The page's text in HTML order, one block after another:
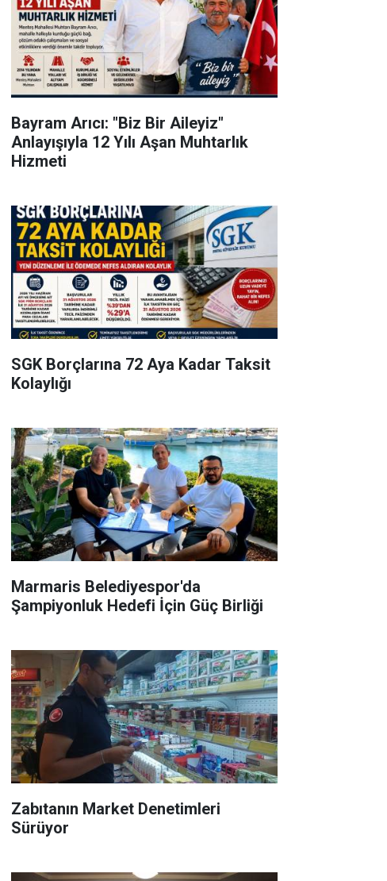
Bayram Arıcı: "Biz Bir Aileyiz"
Anlayışıyla 12 Yılı Aşan Muhtarlık
Hizmeti
SGK Borçlarına 72 Aya Kadar Taksit
Kolaylığı
Marmaris Belediyespor'da
Şampiyonluk Hedefi İçin Güç Birliği
Zabıtanın Market Denetimleri
Sürüyor